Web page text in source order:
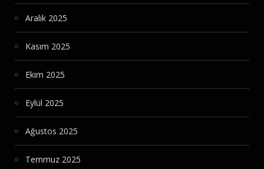
Aralık 2025
Kasım 2025
Ekim 2025
Eylül 2025
Ağustos 2025
Temmuz 2025